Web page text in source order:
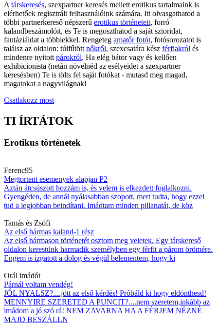
A társkeresés, szexpartner keresés mellett erotikus tartalmaink is
elérhetőek regisztrált felhasználóink számára. Itt olvasgathatod a
többi partnerkereső népszerű erotikus történeteit, forró
kalandbeszámolóit, és Te is megoszthatod a saját sztoridat,
fantáziáidat a többiekkel. Rengeteg amatőr fotót, fotósorozatot is
találsz az oldalon: túlfűtött nőkről, szexcsatára kész férfiakról és
mindenre nyitott párokról. Ha elég bátor vagy és kellően
exhibicionista (netán növelnéd az esélyeidet a szexpartner
keresésben) Te is tölts fel saját fotókat - mutasd meg magad,
magatokat a nagyvilágnak!
Csatlakozz most
TI ÍRTÁTOK
Erotikus történetek
Ferenc95
Megtortent esemenyek alapjan P2
Aztán átcsúszott hozzám is, és velem is elkezdett foglalkozni.
Gyengéden, de annál nyálasabban szopott, mert tudta, hogy ezzel
tud a legjobban beindítani. Imádtam minden pillanatát, de köz
Tamás és Zsófi
Az első hármas kaland-1 rész
Az első hármason történetét osztom meg veletek. Egy társkereső
oldalon kerestünk harmadik személyben egy férfit a párom örömére.
Engem is izgatott a dolog és végül belementem, hogy ki
Orál imádót
Párnál voltam vendég!
JÓL NYALSZ?....jött az első kérdés! Próbáld ki hogy eldönthesd!
MENNYIRE SZERETED A PUNCIT?....nem szeretem,inkább az
imádom a jó szó rá! NEM ZAVARNA HA A FÉRJEM NÉZNÉ
MAJD BESZÁLLN